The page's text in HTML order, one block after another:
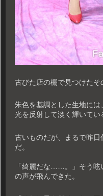
古びた店の棚で見つけたそ
朱色を基調とした生地に
光を反射して淡く輝いてい
古いものだが、まるで昨
だ。
「綺麗だな……。」そう呟
の声が飛んできた。